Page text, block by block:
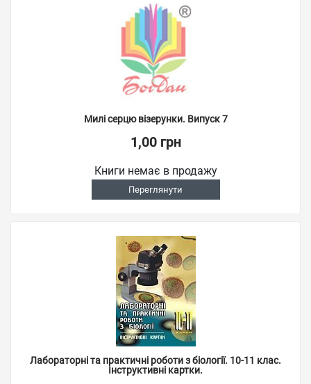
Милі серцю візерунки. Випуск 7
1,00 грн
Книги немає в продажу
Переглянути
Лабораторні та практичні роботи з біології. 10-11 клас.
Інструктивні картки.